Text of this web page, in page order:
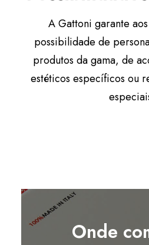
A Gattoni garante
possibilidade de
produtos da gama, de
estéticos específicos ou
Onde